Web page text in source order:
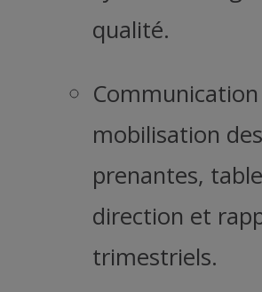
qualité.
mobilisation
prenantes,
direction et
trimestriels.